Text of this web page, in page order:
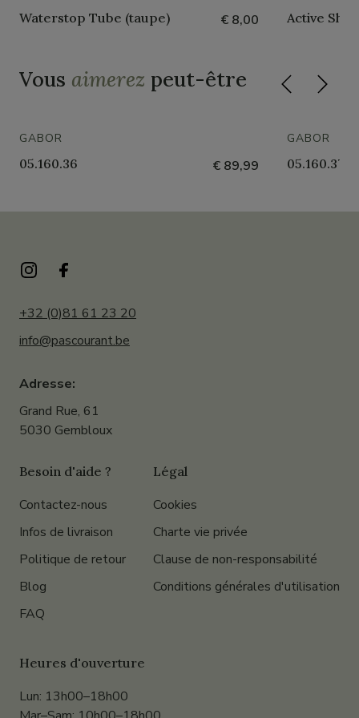
Waterstop Tube (taupe) € 8,00 Active
Vous aimerez peut-être
GABOR
05.160.36 € 89,99
GABOR
05.160.37
+32 (0)81 61 23 20
info@pascourant.be
Adresse:
Grand Rue, 61
5030 Gembloux
Besoin d'aide ?
Contactez-nous
Infos de livraison
Politique de retour
Blog
FAQ
Légal
Cookies
Charte vie privée
Clause de non-responsabilité
Conditions générales d'utilisation
Heures d'ouverture
Lun: 13h00–18h00